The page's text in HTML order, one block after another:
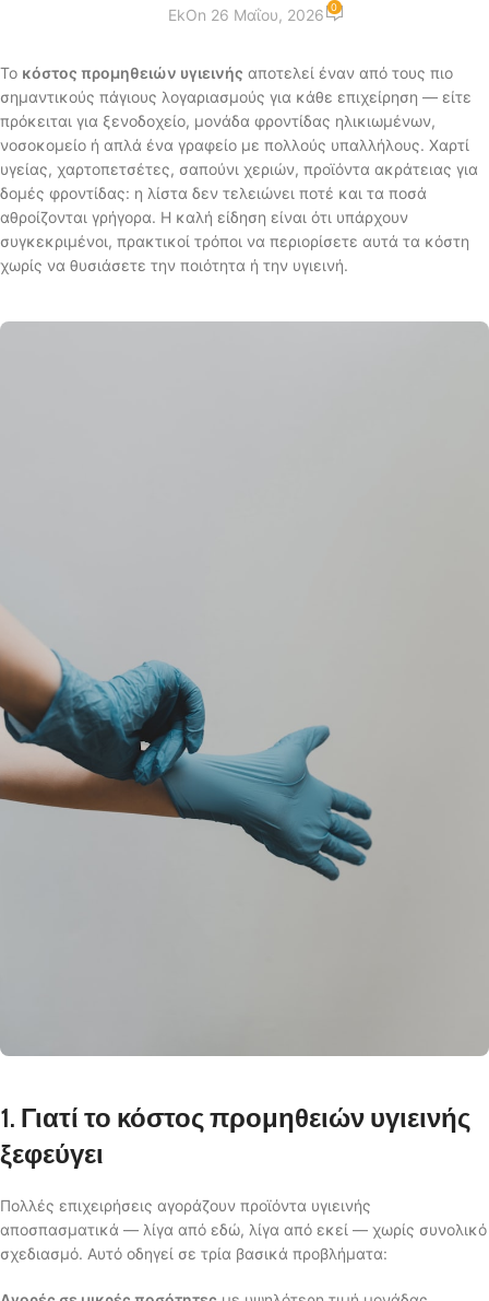
EkOn 26 Μαΐου, 2026 0
Το κόστος προμηθειών υγιεινής αποτελεί έναν από τους πιο
σημαντικούς πάγιους λογαριασμούς για κάθε επιχείρηση — είτε
πρόκειται για ξενοδοχείο, μονάδα φροντίδας ηλικιωμένων,
νοσοκομείο ή απλά ένα γραφείο με πολλούς υπαλλήλους. Χαρτί
υγείας, χαρτοπετσέτες, σαπούνι χεριών, προϊόντα ακράτειας για
δομές φροντίδας: η λίστα δεν τελειώνει ποτέ και τα ποσά
αθροίζονται γρήγορα. Η καλή είδηση είναι ότι υπάρχουν
συγκεκριμένοι, πρακτικοί τρόποι να περιορίσετε αυτά τα κόστη
χωρίς να θυσιάσετε την ποιότητα ή την υγιεινή.
1. Γιατί το κόστος προμηθειών υγιεινής
ξεφεύγει
Πολλές επιχειρήσεις αγοράζουν προϊόντα υγιεινής
αποσπασματικά — λίγα από εδώ, λίγα από εκεί — χωρίς συνολικό
σχεδιασμό. Αυτό οδηγεί σε τρία βασικά προβλήματα: